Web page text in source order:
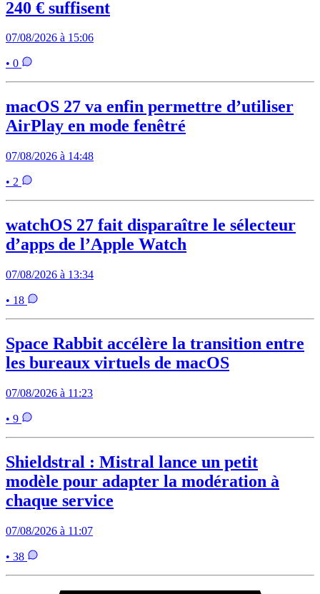
240 € suffisent
07/08/2026 à 15:06
• 0
macOS 27 va enfin permettre d’utiliser
AirPlay en mode fenêtré
07/08/2026 à 14:48
• 2
watchOS 27 fait disparaître le sélecteur
d’apps de l’Apple Watch
07/08/2026 à 13:34
• 18
Space Rabbit accélère la transition entre
les bureaux virtuels de macOS
07/08/2026 à 11:23
• 9
Shieldstral : Mistral lance un petit
modèle pour adapter la modération à
chaque service
07/08/2026 à 11:07
• 38